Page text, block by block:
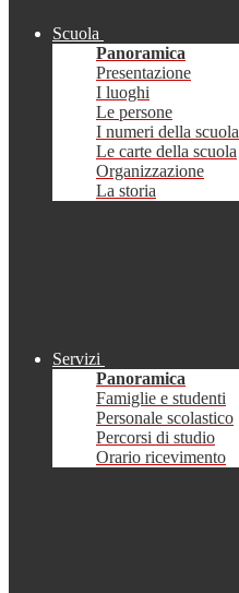
Scuola
Panoramica
Presentazione
I luoghi
Le persone
I numeri della scuola
Le carte della scuola
Organizzazione
La storia
Servizi
Panoramica
Famiglie e studenti
Personale scolastico
Percorsi di studio
Orario ricevimento